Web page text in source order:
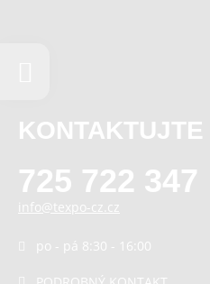
KONTAKTUJTE
725 722 347
info@texpo-cz.cz
po - pá 8:30 - 16:00